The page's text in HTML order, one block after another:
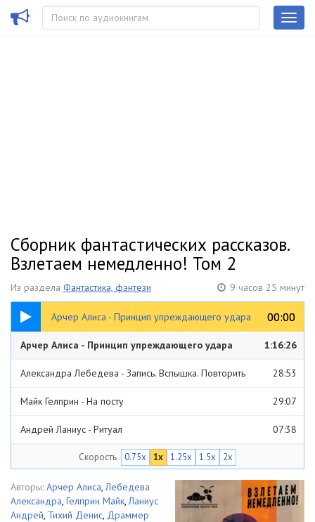
Сборник фантастических рассказов.
Взлетаем немедленно! Том 2
Из раздела Фантастика, фэнтези 9 часов 25 минут
Арчер Алиса - Принцип упреждающего удара 00:00
00:00
1:16:26
Арчер Алиса - Принцип упреждающего удара 1:16:26
Александра Лебедева - Запись. Вспышка. Повторить 28:53
Майк Гелприн - На посту 29:07
Андрей Ланиус - Ритуал 07:38
Денис Тихий - На дней колодца. На вершине горы
Дик Драммер - Планета желаний 1:13:07
Иван Алексин - Семь шагов в никуда
Скорость 0.75x 1x 1.25x 1.5x 2x
Авторы: Арчер Алиса,Лебедева
Александра, Гелприн Майк,Ланиус
Андрей, Тихий Денис, Драммер